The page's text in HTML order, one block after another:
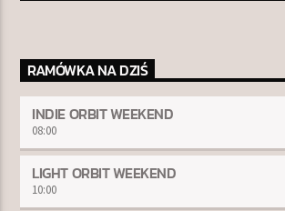
TERAZ W RAMÓWCE
LIGHT ORBIT WEEKEND
06:00 08:00
NASTĘPNIE W RAMÓWCE
RAMÓWKA NA DZIŚ
INDIE ORBIT WEEKEND
08:00
LIGHT ORBIT WEEKEND
10:00